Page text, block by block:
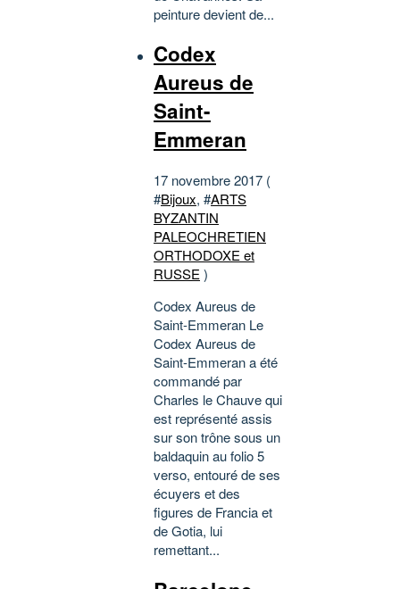
peinture devient de...
Codex
Aureus de
Saint-
Emmeran
17 novembre 2017 (
#Bijoux, #ARTS
BYZANTIN
PALEOCHRETIEN
ORTHODOXE et
RUSSE )
Codex Aureus de
Saint-Emmeran Le
Codex Aureus de
Saint-Emmeran a été
commandé par
Charles le Chauve qui
est représenté assis
sur son trône sous un
baldaquin au folio 5
verso, entouré de ses
écuyers et des
figures de Francia et
de Gotia, lui
remettant...